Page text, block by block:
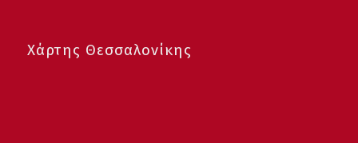
Χάρτης Θεσσαλονίκης